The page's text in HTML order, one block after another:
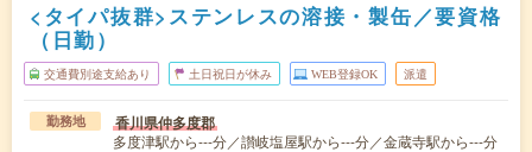
<タイパ抜群>ステンレスの溶接・製缶／要資格
（日勤）
交通費別途支給あり 土日祝日が休み WEB登録OK 派遣
勤務地 香川県仲多度郡
多度津駅から---分／讃岐塩屋駅から---分／金蔵寺駅から---分